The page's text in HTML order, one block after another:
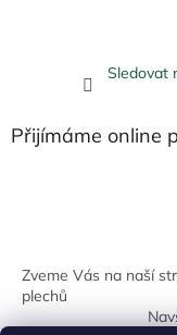
Sledovat
Přijímáme online
Zveme Vás na naší
plechů